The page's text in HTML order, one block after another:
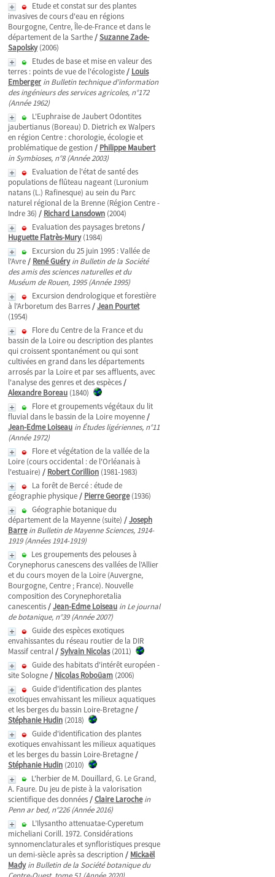
Etude et constat sur des plantes
invasives de cours d'eau en régions
Bourgogne, Centre, Île-de-France et dans le
département de la Sarthe/Suzanne Zade-
Sapolsky(2006)
Etudes de base et mise en valeur des
terres : points de vue de l'écologiste/ Louis
Emberger in Bulletin technique d'information
des ingénieurs des services agricoles, n°172
(Année 1962)
L'Euphraise de Jaubert Odontites
jaubertianus (Boreau) D. Dietrich ex Walpers
en région Centre : chorologie, écologie et
problématique de gestion / Philippe Maubert
in Symbioses, n°8 (Année 2003)
Evaluation de l'état de santé des
populations de flûteau nageant (Luronium
natans (L.) Rafinesque) au sein du Parc
naturel régional de la Brenne (Région Centre -
Indre 36) / Richard Lansdown (2004)
Evaluation des paysages bretons/
Huguette Flatrès-Mury(1984)
Excursion du 25 juin 1995 : Vallée de
l'Avre/ René Guéry in Bulletin de la Société
des amis des sciences naturelles et du
Muséum de Rouen, 1995 (Année 1995)
Excursion dendrologique et forestière
à l'Arboretum des Barres/Jean Pourtet
(1954)
Flore du Centre de la France et du
bassin de la Loire ou description des plantes
qui croissent spontanément ou qui sont
cultivées en grand dans les départements
arrosés par la Loire et par ses affluents, avec
l'analyse des genres et des espèces/
Alexandre Boreau (1840)
Flore et groupements végétaux du lit
fluvial dans le bassin de la Loire moyenne/
Jean-Edme Loiseau in Études ligériennes, n°11
(Année 1972)
Flore et végétation de la vallée de la
Loire (cours occidental : de l'Orléanais à
l'estuaire) / Robert Corillion (1981-1983)
La forêt de Bercé : étude de
géographie physique/ Pierre George(1936)
Géographie botanique du
département de la Mayenne (suite) /Joseph
Barre in Bulletin de Mayenne Sciences, 1914-
1919 (Années 1914-1919)
Les groupements des pelouses à
Corynephorus canescens des vallées de l'Allier
et du cours moyen de la Loire (Auvergne,
Bourgogne, Centre ; France). Nouvelle
composition des Corynephoretalia
canescentis/Jean-Edme Loiseau in Le journal
de botanique, n°39 (Année 2007)
Guide des espèces exotiques
envahissantes du réseau routier de la DIR
Massif central/Sylvain Nicolas(2011)
Guide des habitats d'intérêt européen -
site Sologne/ Nicolas Roboüam (2006)
Guide d'identification des plantes
exotiques envahissant les milieux aquatiques
et les berges du bassin Loire-Bretagne/
Stéphanie Hudin (2018)
Guide d'identification des plantes
exotiques envahissant les milieux aquatiques
et les berges du bassin Loire-Bretagne/
Stéphanie Hudin (2010)
L'herbier de M. Douillard, G. Le Grand,
A. Faure. Du jeu de piste à la valorisation
scientifique des données/Claire Laroche in
Penn ar bed, n°226 (Année 2016)
L’Ilysantho attenuatae-Cyperetum
micheliani Corill. 1972. Considérations
synnomenclaturales et synfloristiques presque
un demi-siècle après sa description / Mickaël
Mady in Bulletin de la Société botanique du